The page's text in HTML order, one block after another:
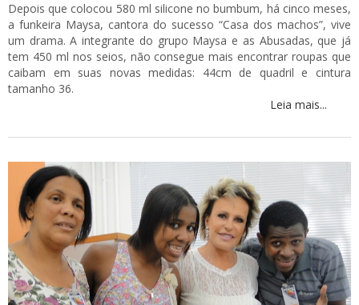
Depois que colocou 580 ml silicone no bumbum, há cinco meses,
a funkeira Maysa, cantora do sucesso “Casa dos machos”, vive
um drama. A integrante do grupo Maysa e as Abusadas, que já
tem 450 ml nos seios, não consegue mais encontrar roupas que
caibam em suas novas medidas: 44cm de quadril e cintura
tamanho 36.
Leia mais...